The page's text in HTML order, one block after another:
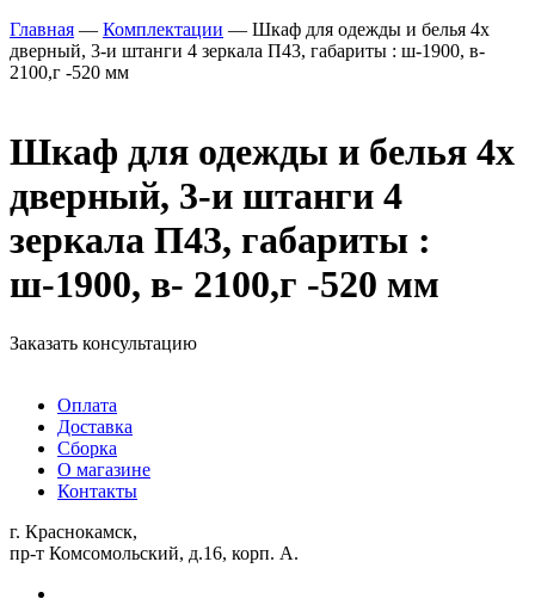
Главная — Комплектации — Шкаф для одежды и белья 4х
дверный, 3-и штанги 4 зеркала П43, габариты : ш-1900, в-
2100,г -520 мм
Шкаф для одежды и белья 4х
дверный, 3-и штанги 4
зеркала П43, габариты :
ш-1900, в- 2100,г -520 мм
Заказать консультацию
Оплата
Доставка
Сборка
О магазине
Контакты
г. Краснокамск,
пр-т Комсомольский, д.16, корп. А.